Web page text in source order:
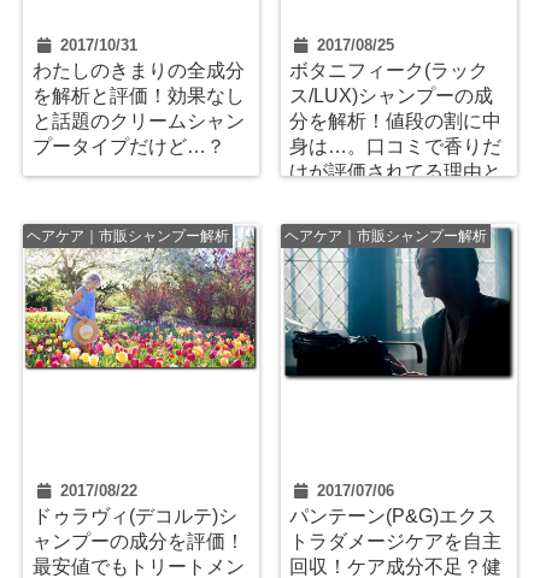
2017/10/31
わたしのきまりの全成分
を解析と評価！効果なし
と話題のクリームシャン
プータイプだけど…？
2017/08/25
ボタニフィーク(ラック
ス/LUX)シャンプーの成
分を解析！値段の割に中
身は…。口コミで香りだ
けが評価されてる理由と
ヘアケア｜市販シャンプー解析
2017/08/22
ドゥラヴィ(デコルテ)シ
ャンプーの成分を評価！
最安値でもトリートメン
ヘアケア｜市販シャンプー解析
2017/07/06
パンテーン(P&G)エクス
トラダメージケアを自主
回収！ケア成分不足？健